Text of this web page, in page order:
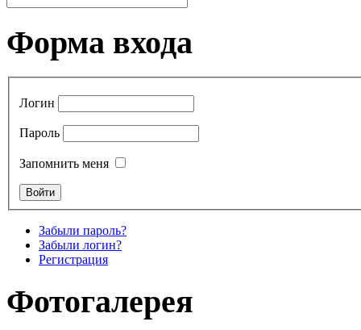
Форма входа
Логин
Пароль
Запомнить меня
Забыли пароль?
Забыли логин?
Регистрация
Фотогалерея